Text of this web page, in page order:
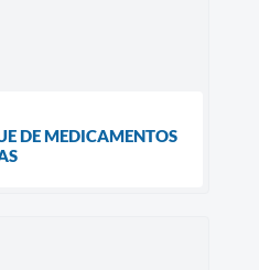
DE MEDICAMENTOS